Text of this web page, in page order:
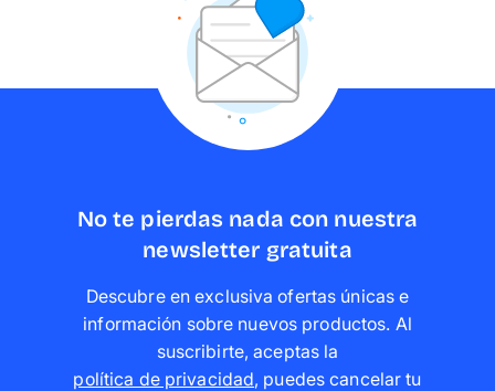
No te pierdas nada con nuestra
newsletter gratuita
Descubre en exclusiva ofertas únicas e
información sobre nuevos productos. Al
suscribirte, aceptas la
política de privacidad, puedes cancelar tu